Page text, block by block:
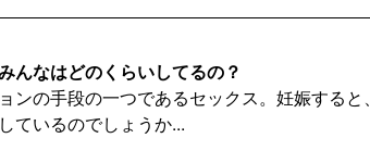
んなはどのくらいしてるの？
の手段の一つであるセックス。妊娠すると、
ているのでしょうか...